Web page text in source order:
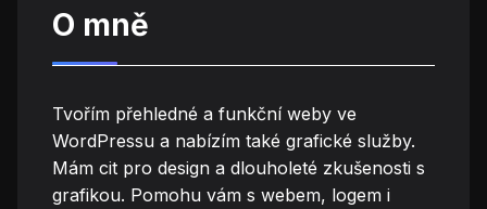
O mně
Tvořím přehledné a funkční weby ve
WordPressu a nabízím také grafické služby.
Mám cit pro design a dlouholeté zkušenosti s
grafikou. Pomohu vám s webem, logem i